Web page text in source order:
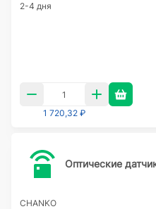
2-4 дня
1 720,32 ₽
Оптические
CHANKO